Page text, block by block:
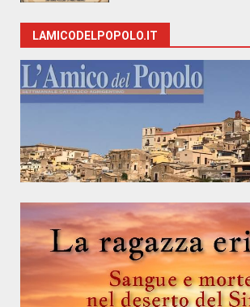
LAMICODELPOPOLO.IT